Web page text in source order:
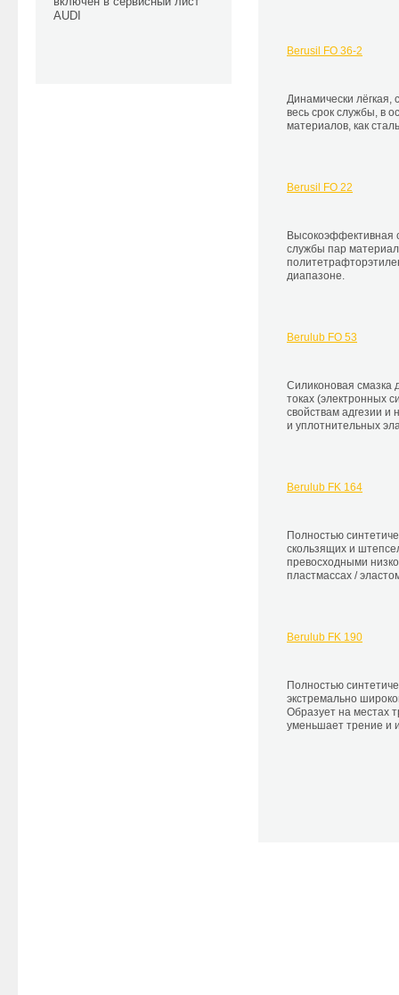
AUDI
Berusil FO 36-2
Динамически
весь срок службы, в
материалов, как
Berusil FO 22
Высокоэффективная
службы пар
диапазоне.
Berulub FO 53
Cиликоновая смазка
токах (электронных
свойствам адгезии и
и уплотнительных
Berulub FK 164
Полностью
скользящих и
превосходными
пластмассах /
Berulub FK 190
Полностью
экстремально
Образует на местах
уменьшает трение и